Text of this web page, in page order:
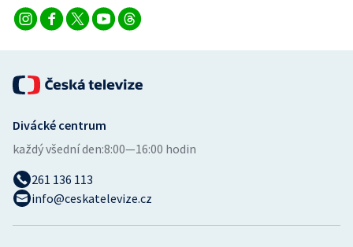
Ostatní
Divácké centrum
každý všední den:8:00—16:00 hodin
261 136 113
info@ceskatelevize.cz